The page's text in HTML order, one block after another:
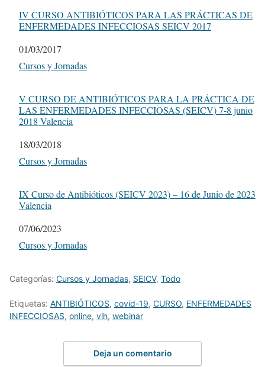
IV CURSO ANTIBIÓTICOS PARA LAS PRÁCTICAS DE
ENFERMEDADES INFECCIOSAS SEICV 2017
Fecha
01/03/2017
Respecto a
Cursos y Jornadas
V CURSO DE ANTIBIÓTICOS PARA LA PRÁCTICA DE
LAS ENFERMEDADES INFECCIOSAS (SEICV) 7-8 junio
2018 Valencia
Fecha
18/03/2018
Respecto a
Cursos y Jornadas
IX Curso de Antibióticos (SEICV 2023) – 16 de Junio de 2023
Valencia
Fecha
07/06/2023
Respecto a
Cursos y Jornadas
Categorías: Cursos y Jornadas, SEICV, Todo
Etiquetas: ANTIBIÓTICOS, covid-19, CURSO, ENFERMEDADES
INFECCIOSAS, online, vih, webinar
Deja un comentario